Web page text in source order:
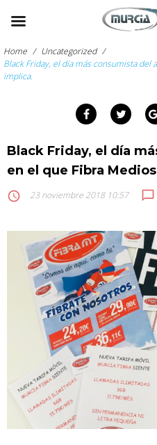
Skip
to
content
Home / Uncategorized /
Black Friday, el día más consumista del
implica.
Facebook
Black Friday, el día
en el que Fibra
access_time 23 noviembre 2018 10:57 chat_bubble_outline